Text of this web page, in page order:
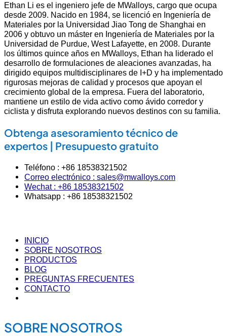
Ethan Li es el ingeniero jefe de MWalloys, cargo que ocupa
desde 2009. Nacido en 1984, se licenció en Ingeniería de
Materiales por la Universidad Jiao Tong de Shanghai en
2006 y obtuvo un máster en Ingeniería de Materiales por la
Universidad de Purdue, West Lafayette, en 2008. Durante
los últimos quince años en MWalloys, Ethan ha liderado el
desarrollo de formulaciones de aleaciones avanzadas, ha
dirigido equipos multidisciplinares de I+D y ha implementado
rigurosas mejoras de calidad y procesos que apoyan el
crecimiento global de la empresa. Fuera del laboratorio,
mantiene un estilo de vida activo como ávido corredor y
ciclista y disfruta explorando nuevos destinos con su familia.
Obtenga asesoramiento técnico de
expertos | Presupuesto gratuito
Teléfono : +86 18538321502
Correo electrónico : sales@mwalloys.com
Wechat : +86 18538321502
Whatsapp : +86 18538321502
INICIO
SOBRE NOSOTROS
PRODUCTOS
BLOG
PREGUNTAS FRECUENTES
CONTACTO
SOBRE NOSOTROS